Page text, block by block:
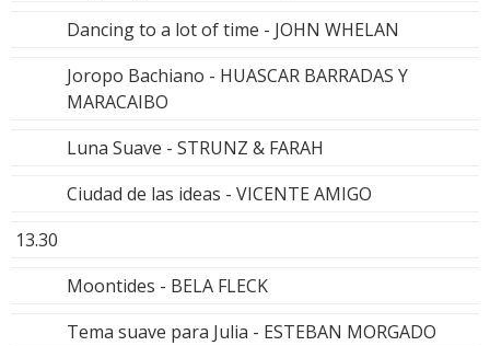
Dancing to a lot of time - JOHN WHELAN
Joropo Bachiano - HUASCAR BARRADAS Y
MARACAIBO
Luna Suave - STRUNZ & FARAH
Ciudad de las ideas - VICENTE AMIGO
13.30
Moontides - BELA FLECK
Tema suave para Julia - ESTEBAN MORGADO